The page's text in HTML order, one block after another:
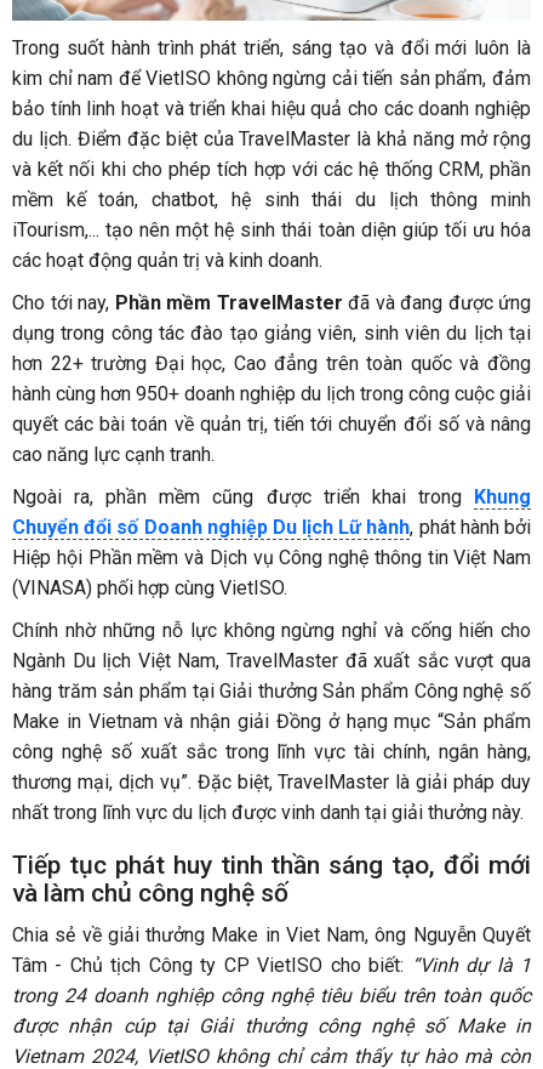
Trong suốt hành trình phát triển, sáng tạo và đổi mới luôn là
kim chỉ nam để VietISO không ngừng cải tiến sản phẩm, đảm
bảo tính linh hoạt và triển khai hiệu quả cho các doanh nghiệp
du lịch. Điểm đặc biệt của TravelMaster là khả năng mở rộng
và kết nối khi cho phép tích hợp với các hệ thống CRM, phần
mềm kế toán, chatbot, hệ sinh thái du lịch thông minh
iTourism,... tạo nên một hệ sinh thái toàn diện giúp tối ưu hóa
các hoạt động quản trị và kinh doanh.
Cho tới nay, Phần mềm TravelMaster đã và đang được ứng
dụng trong công tác đào tạo giảng viên, sinh viên du lịch tại
hơn 22+ trường Đại học, Cao đẳng trên toàn quốc và đồng
hành cùng hơn 950+ doanh nghiệp du lịch trong công cuộc giải
quyết các bài toán về quản trị, tiến tới chuyển đổi số và nâng
cao năng lực cạnh tranh.
Ngoài ra, phần mềm cũng được triển khai trong Khung
Chuyển đổi số Doanh nghiệp Du lịch Lữ hành, phát hành bởi
Hiệp hội Phần mềm và Dịch vụ Công nghệ thông tin Việt Nam
(VINASA) phối hợp cùng VietISO.
Chính nhờ những nỗ lực không ngừng nghỉ và cống hiến cho
Ngành Du lịch Việt Nam, TravelMaster đã xuất sắc vượt qua
hàng trăm sản phẩm tại Giải thưởng Sản phẩm Công nghệ số
Make in Vietnam và nhận giải Đồng ở hạng mục “Sản phẩm
công nghệ số xuất sắc trong lĩnh vực tài chính, ngân hàng,
thương mại, dịch vụ”. Đặc biệt, TravelMaster là giải pháp duy
nhất trong lĩnh vực du lịch được vinh danh tại giải thưởng này.
Tiếp tục phát huy tinh thần sáng tạo, đổi mới
và làm chủ công nghệ số
Chia sẻ về giải thưởng Make in Viet Nam, ông Nguyễn Quyết
Tâm - Chủ tịch Công ty CP VietISO cho biết: “Vinh dự là 1
trong 24 doanh nghiệp công nghệ tiêu biểu trên toàn quốc
được nhận cúp tại Giải thưởng công nghệ số Make in
Vietnam 2024, VietISO không chỉ cảm thấy tự hào mà còn